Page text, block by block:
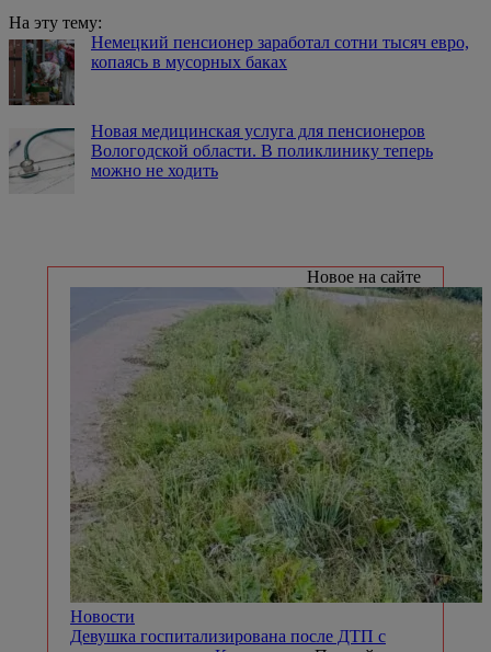
На эту тему:
Немецкий пенсионер заработал сотни тысяч евро,
копаясь в мусорных баках
Новая медицинская услуга для пенсионеров
Вологодской области. В поликлинику теперь
можно не ходить
Новое на сайте
Новости
Девушка госпитализирована после ДТП с